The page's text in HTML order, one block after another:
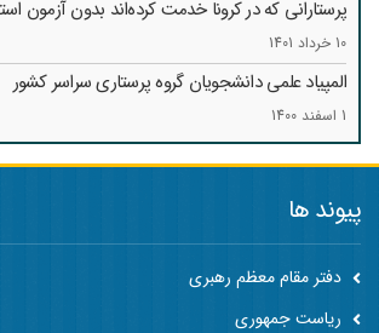
پرستارانی که در کرونا خدمت کرد‌ه‌اند بدون آزمون
10 خرداد 1401
المپیاد علمی دانشجویان گروه پرستاری سراسر کشور
1 اسفند 1400
پیوند ها
دفتر مقام معظم رهبری
ریاست جمهوری